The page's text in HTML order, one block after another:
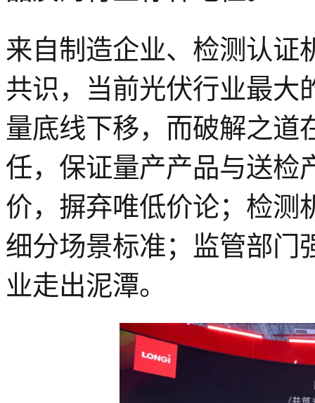
来自制造企业、检测认证
共识，
当前光伏行业最大
量底线下移，而破解之道
任，保证量产产品与送检
价，摒弃唯低价论；检测
细分场景标准；监管部门
业走出泥潭。